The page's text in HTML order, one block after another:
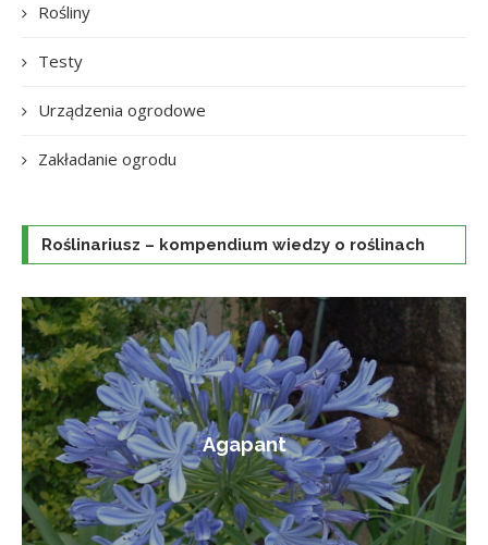
Rośliny
Testy
Urządzenia ogrodowe
Zakładanie ogrodu
Roślinariusz – kompendium wiedzy o roślinach
Amorfa krzewiasta